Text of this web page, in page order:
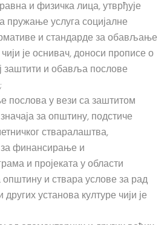
и физичка лица, утврђује
пружање услуга социјалне
и стандарде за обављање
је оснивач, доноси прописе о
заштити и обавља послове
послова у вези са заштитом
за општину, подстиче
стваралаштва,
за финансирање и
и пројеката у области
општину и ствара услове за рад
установа културе чији је